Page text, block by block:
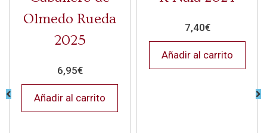
Olmedo Rueda
2025
6,95€
Añadir al carrito
7,40€
Añadir al carrito